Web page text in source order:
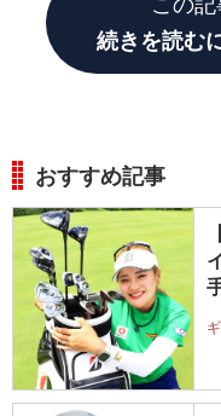
続きを読む
おすすめ記事